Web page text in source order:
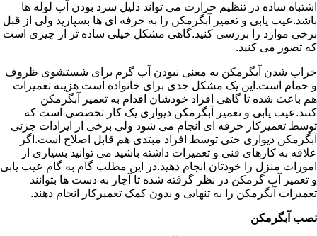
اشتباه ساده در تنظیم حرارت می تواند دلیل سرد بودن آب لوله ها
باشد.عیب یابی و تعمیر آبگرمکن را به حرفه ای ها بسپارید ولی از قبل
برخی موارد را بررسی کنید.گاهی مشکل خیلی ساده تر از چیزی است
که تصور می کنید.
خراب شدن آبگرمکن به معنی نبودن آب گرم برای شستشوی ظروف
و حمام است.این یک مشکل جدی برای خانواده است هزینه تعمیرات
هم باعث شده تا گاهی افراد خودشان اقدام به تعمیر آبگرمکن
کنند.عیب یابی و تعمیر آبگرمکن دیواری یک کار تخصصی است که
توسط تعمیرکار حرفه ای انجام می شود ولی برخی از ایرادات جزئی
آبگرمکن دیواری حتی توسط افراد مبتدی هم قابل اصلاح است.اگر
علاقه به کارهای فنی و تعمیرات داشته باشید می توانید بسیاری از
امورات منزل را خودتان انجام دهید.در این مطلب گام به گام عیب یابی
و تعمیر آب گرمکن در نظر گرفته شده تا آچار به دست ها بتوانند
تعمیرات آبگرمکن را به تنهایی و بدون کمک تعمیرکار انجام دهند.
نصب آبگرمکن